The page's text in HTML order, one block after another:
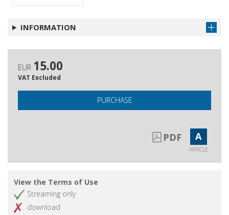
INFORMATION
EUR 15.00
VAT Excluded
PURCHASE
PDF A
ARTICLE
View the Terms of Use
Streaming only
download